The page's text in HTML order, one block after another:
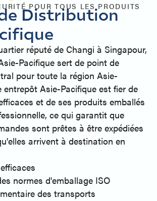
POUR TOUS LES PRODUITS
Distribution
réputé de Changi à Singapour,
Pacifique sert de point de
pour toute la région Asie-
entrepôt Asie-Pacifique est fier de
et de ses produits emballés
ce qui garantit que
sont prêtes à être expédiées
arrivent à destination en
normes d'emballage ISO
des transports